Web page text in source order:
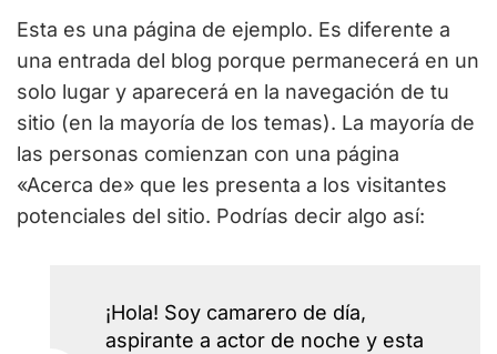
Esta es una página de ejemplo. Es diferente a
una entrada del blog porque permanecerá en un
solo lugar y aparecerá en la navegación de tu
sitio (en la mayoría de los temas). La mayoría de
las personas comienzan con una página
«Acerca de» que les presenta a los visitantes
potenciales del sitio. Podrías decir algo así:
¡Hola! Soy camarero de día,
aspirante a actor de noche y esta